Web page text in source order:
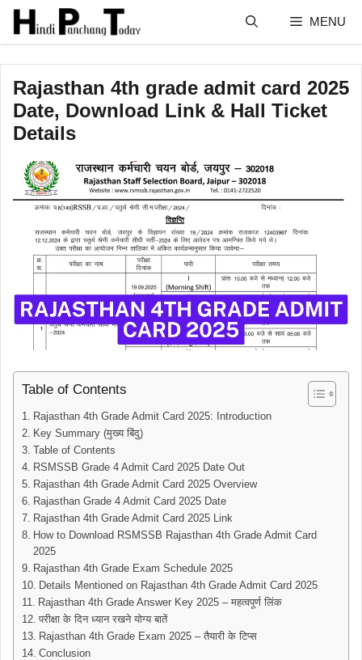
Skip
content
MENU
Rajasthan 4th grade admit card 2025
Date, Download Link & Hall Ticket
Details
Table of Contents
Rajasthan 4th Grade Admit Card 2025: Introduction
Key Summary (मुख्य बिंदु)
Table of Contents
RSMSSB Grade 4 Admit Card 2025 Date Out
Rajasthan 4th Grade Admit Card 2025 Overview
Rajasthan Grade 4 Admit Card 2025 Date
Rajasthan 4th Grade Admit Card 2025 Link
How to Download RSMSSB Rajasthan 4th Grade Admit Card
2025
Rajasthan 4th Grade Exam Schedule 2025
Details Mentioned on Rajasthan 4th Grade Admit Card 2025
Rajasthan 4th Grade Answer Key 2025 – महत्वपूर्ण लिंक
परीक्षा के दिन ध्यान रखने योग्य बातें
Rajasthan 4th Grade Exam 2025 – तैयारी के टिप्स
Conclusion